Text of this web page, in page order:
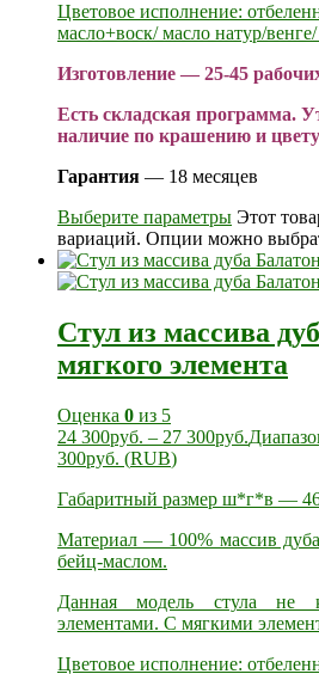
Цветовое исполнение:
масло+воск/ масло натур/
Изготовление — 25-45
Есть складская программа.
наличие по крашению и
Гарантия — 18 месяцев
Выберите параметры Этот
вариаций. Опции можно
Стул из массива
мягкого элемента
Оценка 0 из 5
24 300руб. – 27 300руб.
300руб. (RUB)
Габаритный размер ш*г*в —
Материал — 100% массив
бейц-маслом.
Данная модель стула не
элементами. С мягкими
Цветовое исполнение: